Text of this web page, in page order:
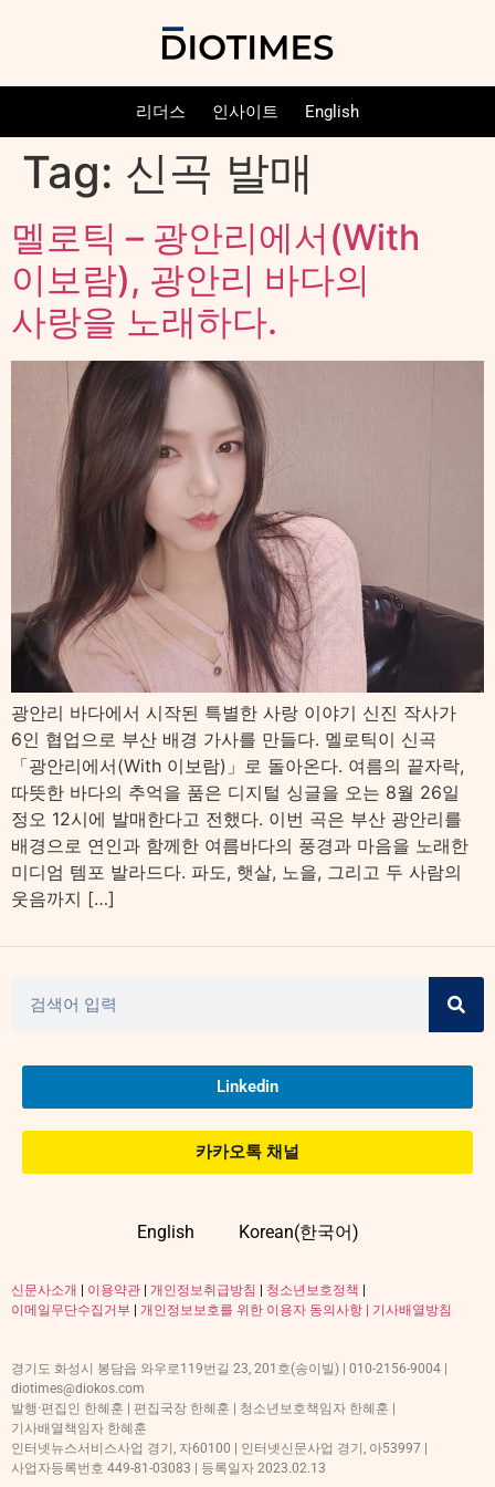
리더스 인사이트 English
Tag: 신곡 발매
멜로틱 – 광안리에서(With
이보람), 광안리 바다의
사랑을 노래하다.
광안리 바다에서 시작된 특별한 사랑 이야기 신진 작사가
6인 협업으로 부산 배경 가사를 만들다. 멜로틱이 신곡
「광안리에서(With 이보람)」로 돌아온다. 여름의 끝자락,
따뜻한 바다의 추억을 품은 디지털 싱글을 오는 8월 26일
정오 12시에 발매한다고 전했다. 이번 곡은 부산 광안리를
배경으로 연인과 함께한 여름바다의 풍경과 마음을 노래한
미디엄 템포 발라드다. 파도, 햇살, 노을, 그리고 두 사람의
웃음까지 […]
Linkedin
카카오톡 채널
English Korean(한국어)
신문사소개 이용약관 개인정보취급방침 청소년보호정책
이메일무단수집거부
개인정보보호를 위한 이용자 동의사항 | 기사배열방침
경기도 화성시 봉담읍 와우로119번길 23, 201호(송이빌) | 010-2156-9004 |
diotimes@diokos.com
발행·편집인 한혜훈 | 편집국장 한혜훈 | 청소년보호책임자 한혜훈 |
기사배열책임자 한혜훈
인터넷뉴스서비스사업 경기, 자60100 | 인터넷신문사업 경기, 아53997 |
사업자등록번호 449-81-03083 | 등록일자 2023.02.13